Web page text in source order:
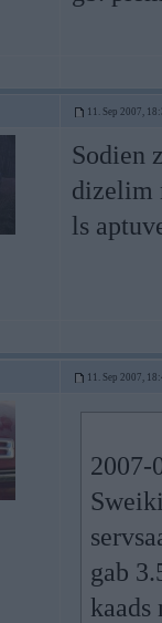
11. Sep 2007,
Sodien
dizelim
ls
11. Sep 2007,
2007-
gab